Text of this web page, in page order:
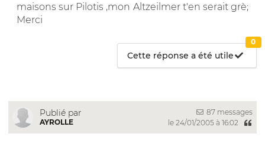
maisons sur Pilotis ,mon Altzeilmer t'en serait grè;
Merci
Cette réponse a été utile
0
Publié par
AYROLLE
87 messages
le 24/01/2005 à 16:02